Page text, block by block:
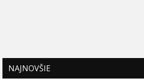
NAJNOVŠIE